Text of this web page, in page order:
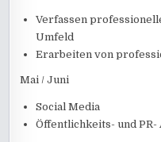
Verfassen
Umfeld
Erarbeiten von
Mai / Juni
Social Media
Öffentlichkeits- und PR-